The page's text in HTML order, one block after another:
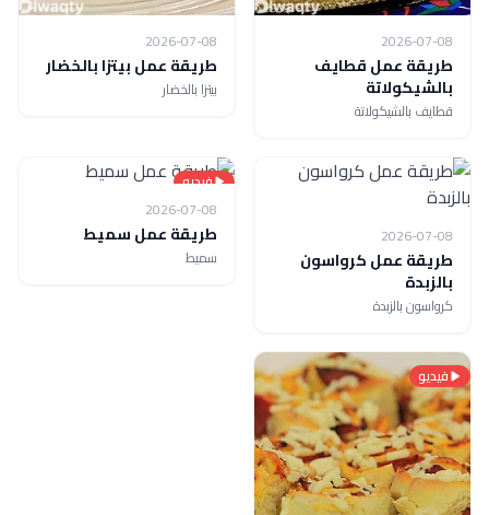
2026-07-08
طريقة عمل قطايف
بالشيكولاتة
قطايف بالشيكولاتة
2026-07-08
طريقة عمل بيتزا بالخضار
بيتزا بالخضار
2026-07-08
طريقة عمل كرواسون
بالزبدة
كرواسون بالزبدة
فيديو
2026-07-08
طريقة عمل سميط
سميط
فيديو